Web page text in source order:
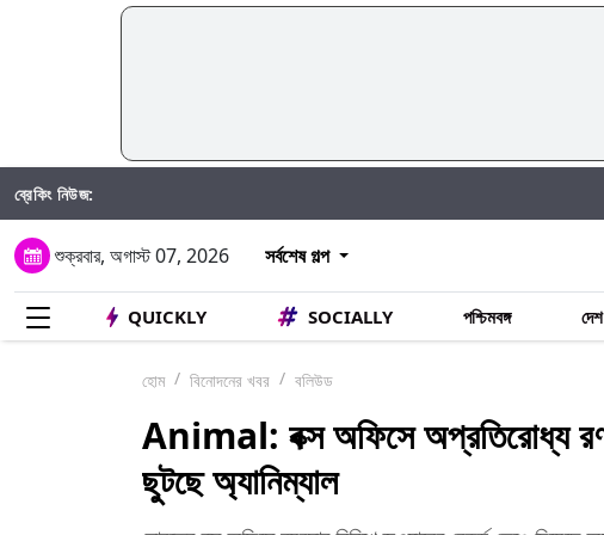
ব্রেকিং নিউজ: Atiq
শুক্রবার, অগাস্ট 07, 2026 সর্বশেষ গল্প
QUICKLY SOCIALLY পশ্চিমবঙ্গ দেশ
হোম বিনোদনের খবর বলিউড
Animal: বক্স অফিসে অপ্রতিরোধ্য
ছুটছে অ্যানিম্যাল